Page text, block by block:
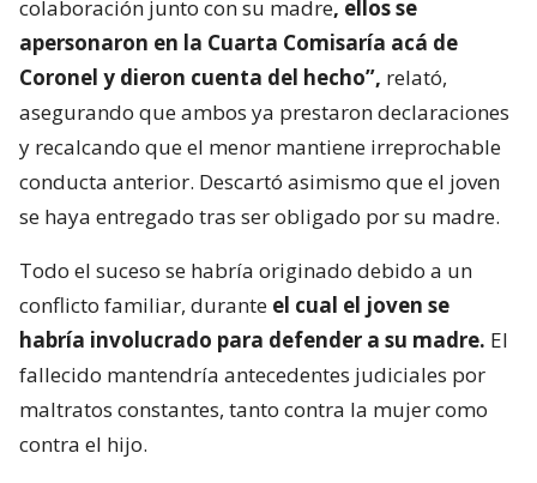
colaboración junto con su madre, ellos se
apersonaron en la Cuarta Comisaría acá de
Coronel y dieron cuenta del hecho”, relató,
asegurando que ambos ya prestaron declaraciones
y recalcando que el menor mantiene irreprochable
conducta anterior. Descartó asimismo que el joven
se haya entregado tras ser obligado por su madre.
Todo el suceso se habría originado debido a un
conflicto familiar, durante el cual el joven se
habría involucrado para defender a su madre. El
fallecido mantendría antecedentes judiciales por
maltratos constantes, tanto contra la mujer como
contra el hijo.